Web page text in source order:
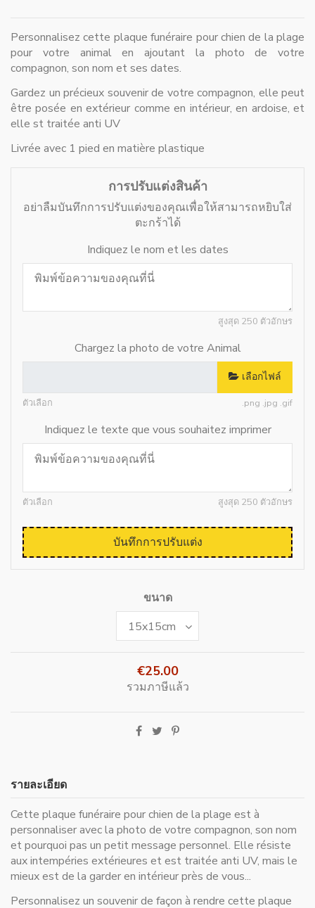
Personnalisez cette plaque funéraire pour chien de la plage
pour votre animal en ajoutant la photo de votre
compagnon, son nom et ses dates.
Gardez un précieux souvenir de votre compagnon, elle peut
être posée en extérieur comme en intérieur, en ardoise, et
elle st traitée anti UV
Livrée avec 1 pied en matière plastique
การปรับแต่งสินค้า
อย่าลืมบันทึกการปรับแต่งของคุณเพื่อให้สามารถหยิบใส่
ตะกร้าได้
Indiquez le nom et les dates
สูงสุด 250 ตัวอักษร
Chargez la photo de votre Animal
เลือกไฟล์
ตัวเลือก .png .jpg .gif
Indiquez le texte que vous souhaitez imprimer
ตัวเลือก สูงสุด 250 ตัวอักษร
บันทึกการปรับแต่ง
ขนาด
€25.00
รวมภาษีแล้ว
รายละเอียด
Cette plaque funéraire pour chien de la plage est à
personnaliser avec la photo de votre compagnon, son nom
et pourquoi pas un petit message personnel. Elle résiste
aux intempéries extérieures et est traitée anti UV, mais le
mieux est de la garder en intérieur près de vous...
Personnalisez un souvenir de façon à rendre cette plaque